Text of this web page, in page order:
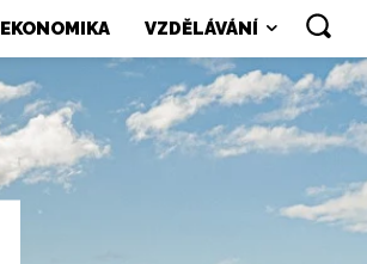
EKONOMIKA VZDĚLÁVÁNÍ